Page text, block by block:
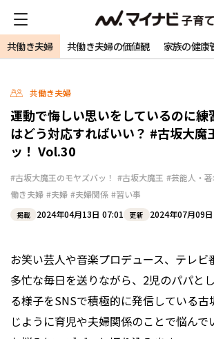
共働き夫婦 共働き夫婦の価値観 家族の健康
共働き夫婦
運動で悔しい思いをしているのに練
はどう対応すればいい？ #古坂大魔
ッ！ Vol.30
#古坂大魔王のモヤズバッ！ #古坂大魔王 #芸能人・
働き夫婦 #夫婦 #夫婦関係 #習い事
掲載 2024年04月13日 07:01 更新 2024年07月09
お笑い芸人や音楽プロデュース、テレビ
多忙な毎日を送りながら、2児のパパと
る様子をSNSで積極的に発信している
じように育児や夫婦関係のことで悩んで